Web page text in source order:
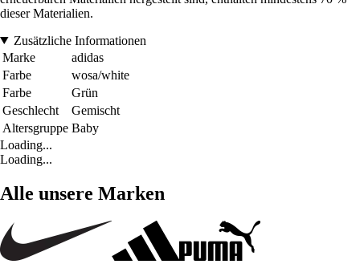
dieser Materialien.
Zusätzliche Informationen
Marke
adidas
Farbe
wosa/white
Farbe
Grün
Geschlecht
Gemischt
Altersgruppe Baby
Loading...
Loading...
Alle unsere Marken